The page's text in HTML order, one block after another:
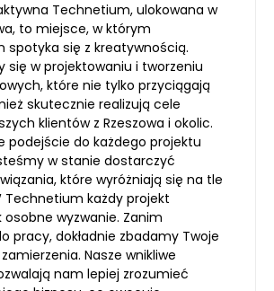
Technetium, ulokowana w
to miejsce, w którym
spotyka się z kreatywnością.
się w projektowaniu i tworzeniu
które nie tylko przyciągają
skutecznie realizują cele
klientów z Rzeszowa i okolic.
podejście do każdego projektu
w stanie dostarczyć
które wyróżniają się na tle
Technetium każdy projekt
wyzwanie. Zanim
pracy, dokładnie zbadamy Twoje
Nasze wnikliwe
nam lepiej zrozumieć